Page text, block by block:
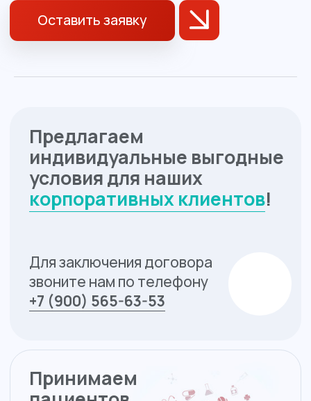
Название «Хорошая поликлиника»
появилось на медицинской карте
Калининграда в 2014 году.Сплочённая
команда специалистов с первого дня
стремилась удовлетворить потребности
населения в доступных и качественных
медицинских услугах, заботилась о здоровье
На сегодняшний день медицинский центр
«Хорошая поликлиника»—один из лидеров
частной медицины.
Прием ведут квалифицированные врачи,
хорошему оснащению клиники мы предлагаем
пациентам разные виды исследований:
рентген, УЗИ, эндоскопия, функциональная
диагностика, лабораторные анализы.